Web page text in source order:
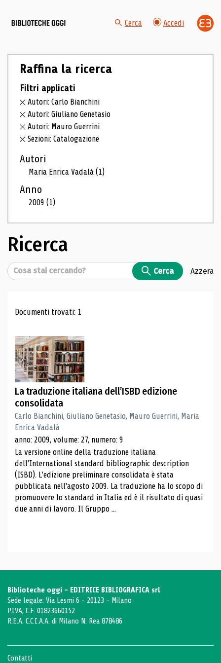
Cerca Accedi
Raffina la ricerca
Filtri applicati
Autori: Carlo Bianchini
Autori: Giuliano Genetasio
Autori: Mauro Guerrini
Sezioni: Catalogazione
Autori
Maria Enrica Vadalà(1)
Anno
2009(1)
Ricerca
Cerca Cerca Azzera
Risultati di ricerca
Documenti trovati: 1
La traduzione italiana dell’ISBD edizione
consolidata
Carlo Bianchini, Giuliano Genetasio, Mauro Guerrini, Maria
Enrica Vadalà
anno: 2009, volume: 27, numero: 9
La versione online della traduzione italiana
dell'International standard bibliographic description
(ISBD). L'edizione preliminare consolidata è stata
pubblicata nell'agosto 2009. La traduzione ha lo scopo di
promuovere lo standard in Italia ed è il risultato di quasi
due anni di lavoro. Il Gruppo ...
Biblioteche oggi - EDITRICE BIBLIOGRAFICA srl
Sede legale: Via Lesmi 6 - 20123 - Milano
P.IVA, C.F. 01823660152
R.E.A. C.C.I.A.A. di Milano N. Rea 878486
Contatti